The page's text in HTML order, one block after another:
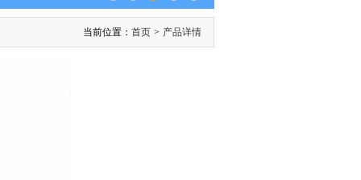
当前位置： 首页 > 产品详情